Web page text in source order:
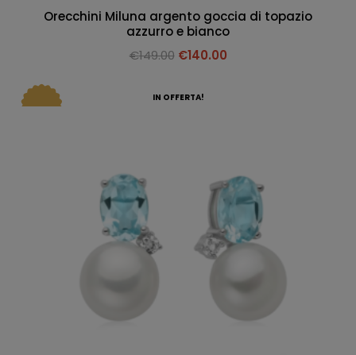
Orecchini Miluna argento goccia di topazio
azzurro e bianco
€149.00 €140.00
IN OFFERTA!